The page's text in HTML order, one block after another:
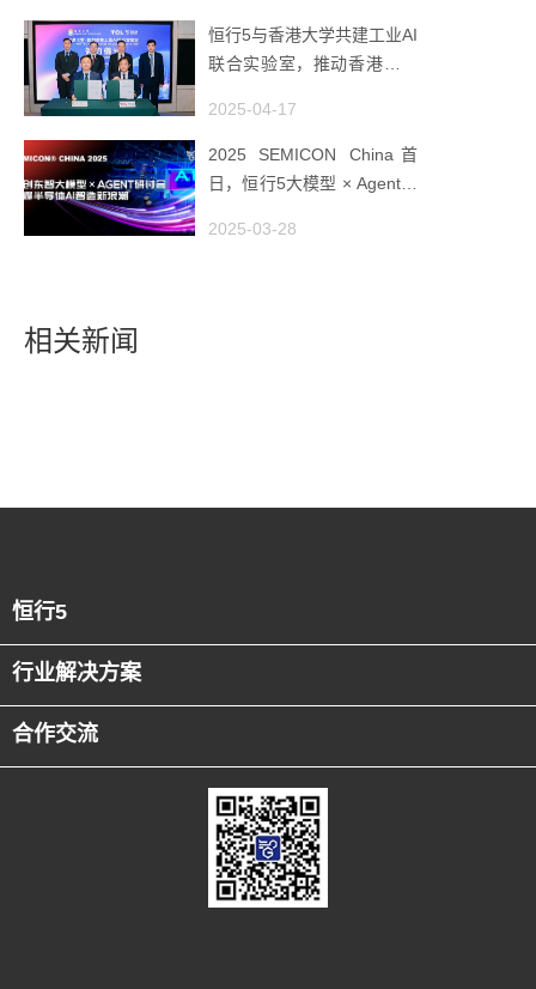
恒行5与香港大学共建工业AI
联合实验室，推动香港成为
2025-04-17
2025 SEMICON China首
日，恒行5大模型 × Agent研
潮
2025-03-28
相关新闻
恒行5
行业解决方案
合作交流